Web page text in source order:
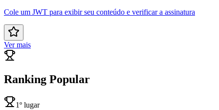
Cole um JWT para exibir seu conteúdo e verificar a assinatura
Ver mais
Ranking Popular
1º lugar